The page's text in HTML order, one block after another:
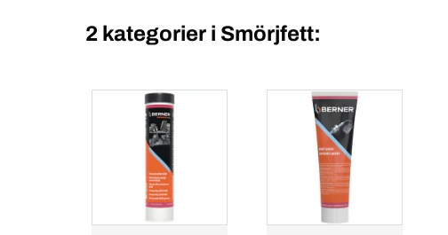
2 kategorier i Smörjfett: